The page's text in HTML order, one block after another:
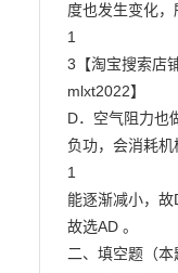
度也发生变化，
1
3【淘宝搜索店
mlxt2022】
D．空气阻力也
负功，会消耗
1
能逐渐减小，故
故选AD 。
二、填空题（本